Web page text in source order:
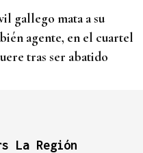
gallego mata a su
agente, en el cuartel
tras ser abatido
La Región